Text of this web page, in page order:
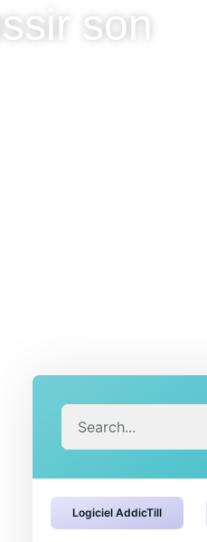
son
Logiciel AddicTill